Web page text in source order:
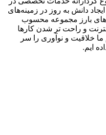
دانش به‌ روز در زمینه‌های
بارز مجموعه محسوب
و راحت تر شدن کارها
خلاقیت و نوآوری را سر
ایم.